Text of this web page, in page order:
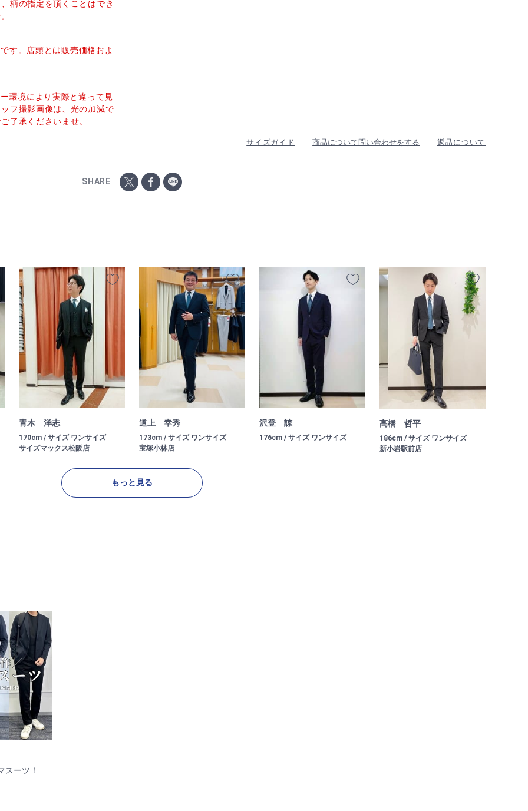
柄の指定を頂くことはでき
す。店頭とは販売価格およ
環境により実際と違って見
フ撮影画像は、光の加減で
了承くださいませ。
サイズガイド 商品について問い合わせをする 返品について
SHARE
青木 洋志
170cm / サイズ ワンサイズ
サイズマックス松阪店
道上 幸秀
173cm / サイズ ワンサイズ
宝塚小林店
沢登 諒
176cm / サイズ ワンサイズ
髙橋 哲平
186cm / サイズ ワンサイズ
新小岩駅前店
もっと見る
スーツ！